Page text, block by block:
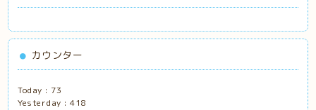
カウンター
Today : 73
Yesterday :418